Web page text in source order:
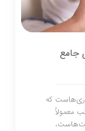
جامع
که
معمولاً